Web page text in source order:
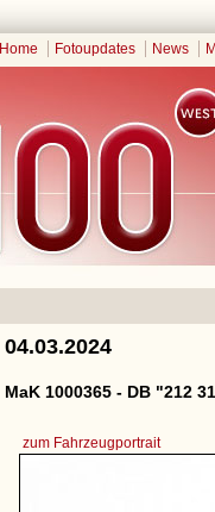
Home Fotoupdates News
04.03.2024
MaK 1000365 - DB "212
zum Fahrzeugportrait